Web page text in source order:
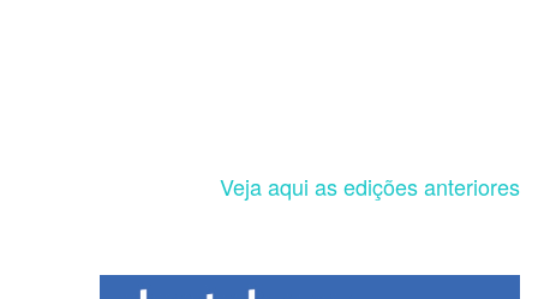
Veja aqui as edições anteriores